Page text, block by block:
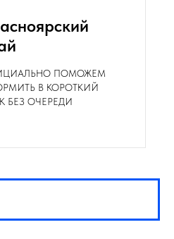
ПОМОЖЕМ
В КОРОТКИЙ
БЕЗ ОЧЕРЕДИ